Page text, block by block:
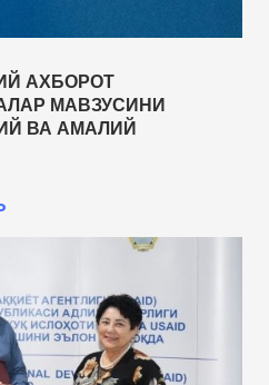
АХБОРОТ
МАВЗУСИНИ
ВА АМАЛИЙ